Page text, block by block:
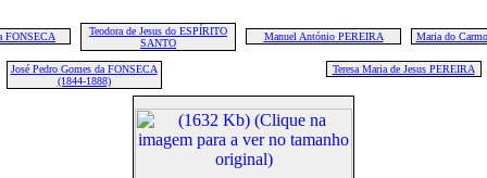
FONSECA
Teodora de Jesus do ESPÍRITO
SANTO
Manuel António PEREIRA Maria do
José Pedro Gomes da FONSECA
(1844-1888)
Teresa Maria de Jesus PEREIRA